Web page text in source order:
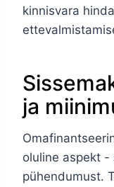
kinnisvara
ja
oluline aspekt -
pühendumust.